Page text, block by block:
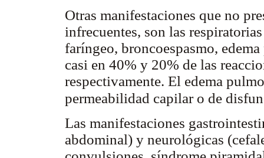
Otras manifestaciones que no
infrecuentes, son las
faríngeo, broncoespasmo,
casi en 40% y 20% de las
respectivamente. El edema
permeabilidad capilar o de
Las manifestaciones
abdominal) y neurológicas